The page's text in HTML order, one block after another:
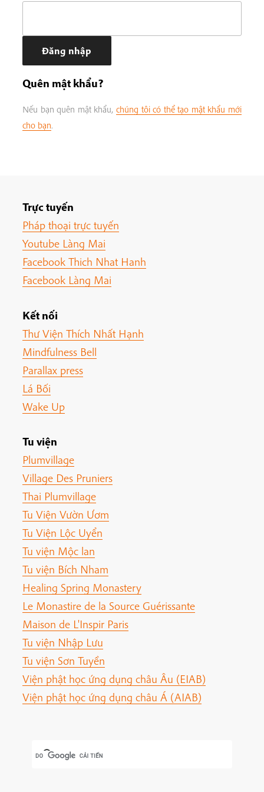
Quên mật khẩu?
Nếu bạn quên mật khẩu, chúng tôi có thể tạo mật khẩu mới
cho bạn.
Trực tuyến
Pháp thoại trực tuyến
Youtube Làng Mai
Facebook Thich Nhat Hanh
Facebook Làng Mai
Kết nối
Thư Viện Thích Nhất Hạnh
Mindfulness Bell
Parallax press
Lá Bối
Wake Up
Tu viện
Plumvillage
Village Des Pruniers
Thai Plumvillage
Tu Viện Vườn Ươm
Tu Viện Lộc Uyển
Tu viện Mộc lan
Tu viện Bích Nham
Healing Spring Monastery
Le Monastire de la Source Guérissante
Maison de L'Inspir Paris
Tu viện Nhập Lưu
Tu viện Sơn Tuyền
Viện phật học ứng dụng châu Âu (EIAB)
Viện phật học ứng dụng châu Á (AIAB)